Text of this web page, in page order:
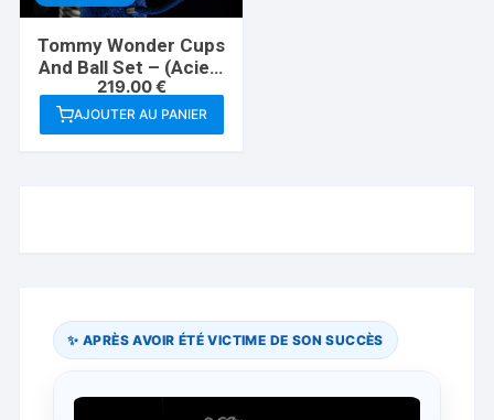
Tommy Wonder Cups
And Ball Set – (Acier)
– Bluether Magic
219.00€
AJOUTER AU PANIER
✨ APRÈS AVOIR ÉTÉ VICTIME DE SON SUCCÈS